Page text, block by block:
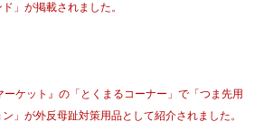
」が掲載されました。
ーケット』の「とくまるコーナー」で「つま先用
」が外反母趾対策用品として紹介されました。